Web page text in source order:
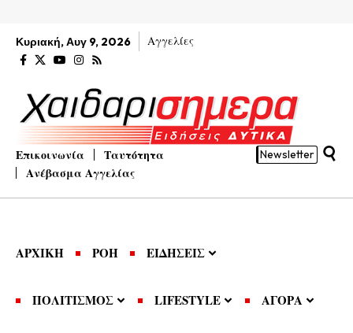
Κυριακή, Αυγ 9, 2026 Αγγελίες
Επικοινωνία
Ταυτότητα
Ανέβασμα Αγγελίας
Newsletter
ΑΡΧΙΚΗ ΡΟΗ ΕΙΔΗΣΕΙΣ
ΠΟΛΙΤΙΣΜΟΣ LIFESTYLE ΑΓΟΡΑ